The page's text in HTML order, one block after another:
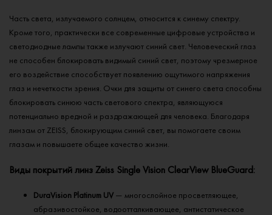
Часть света, излучаемого солнцем, относится к синему спектру.
Кроме того, практически все современные цифровые устройства и
светодиодные лампы также излучают синий свет. Человеческий глаз
не способен блокировать видимый синий свет, поэтому чрезмерное
его воздействие способствует появлению ощутимого напряжения
глаз и нечеткости зрения. Очки для защиты от синего света способны
блокировать синюю часть светового спектра, являющуюся
потенциально вредной и раздражающей для человека. Благодаря
линзам от ZEISS, блокирующим синий свет, вы помогаете своим
глазам и повышаете общее качество жизни.
Виды покрытий линз Zeiss Single Vision ClearView BlueGuard:
DuraVision Platinum UV — многослойное просветляющее,
абразивостойкое, водоотталкивающее, антистатическое